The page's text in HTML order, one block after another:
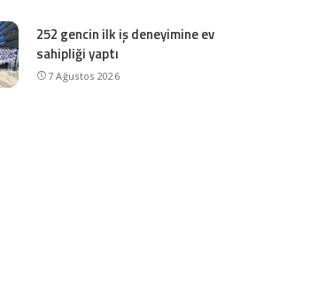
252 gencin ilk iş deneyimine ev
sahipliği yaptı
7 Ağustos 2026